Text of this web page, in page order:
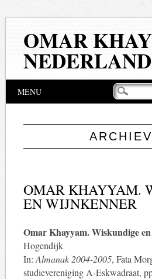
OMAR
NEDERLAND
Hoofdmenu
springen
MENU
OMAR KHAYYAM.
EN WIJNKENNER
Omar Khayyam. Wiskundige
Hogendijk
In: Almanak 2004-2005, Fata
studievereniging A-Eskwadraat,